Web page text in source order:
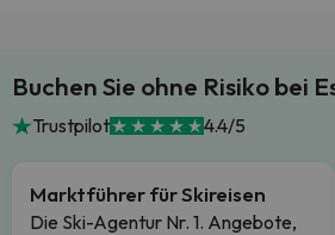
Buchen Sie ohne Risiko bei
Trustpilot 4.4/5
Marktführer für Skireisen
Die Ski-Agentur Nr. 1. Angebote,